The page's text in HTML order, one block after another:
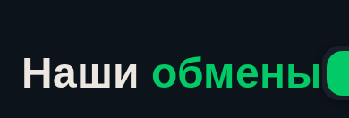
Наши обмены